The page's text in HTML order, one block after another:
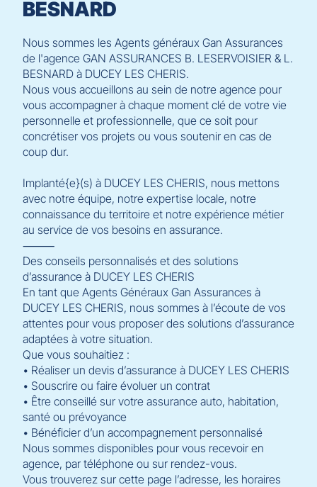
BESNARD
Nous sommes les Agents généraux Gan Assurances
de l'agence GAN ASSURANCES B. LESERVOISIER & L.
BESNARD à DUCEY LES CHERIS.
Nous vous accueillons au sein de notre agence pour
vous accompagner à chaque moment clé de votre vie
personnelle et professionnelle, que ce soit pour
concrétiser vos projets ou vous soutenir en cas de
coup dur.
Implanté{e}(s) à DUCEY LES CHERIS, nous mettons
avec notre équipe, notre expertise locale, notre
connaissance du territoire et notre expérience métier
au service de vos besoins en assurance.
⸻
Des conseils personnalisés et des solutions
d’assurance à DUCEY LES CHERIS
En tant que Agents Généraux Gan Assurances à
DUCEY LES CHERIS, nous sommes à l’écoute de vos
attentes pour vous proposer des solutions d’assurance
adaptées à votre situation.
Que vous souhaitiez :
• Réaliser un devis d’assurance à DUCEY LES CHERIS
• Souscrire ou faire évoluer un contrat
• Être conseillé sur votre assurance auto, habitation,
santé ou prévoyance
• Bénéficier d’un accompagnement personnalisé
Nous sommes disponibles pour vous recevoir en
agence, par téléphone ou sur rendez-vous.
Vous trouverez sur cette page l’adresse, les horaires